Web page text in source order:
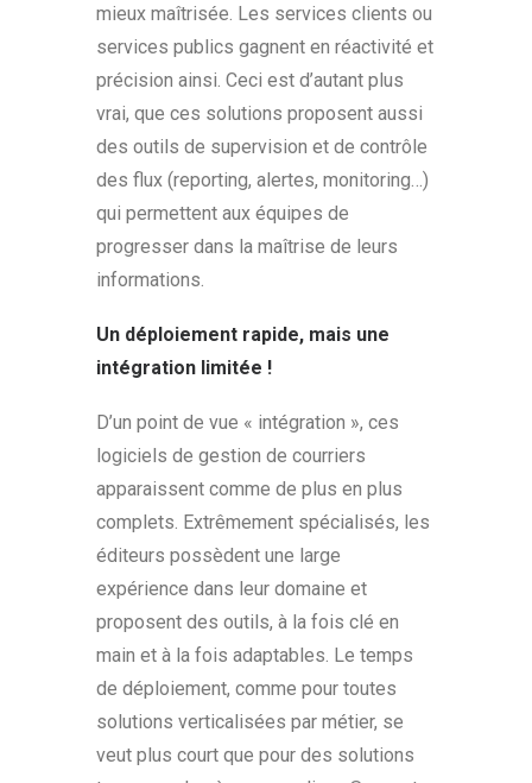
mieux maîtrisée. Les services clients ou
services publics gagnent en réactivité et
précision ainsi. Ceci est d’autant plus
vrai, que ces solutions proposent aussi
des outils de supervision et de contrôle
des flux (reporting, alertes, monitoring…)
qui permettent aux équipes de
progresser dans la maîtrise de leurs
informations.
Un déploiement rapide, mais une
intégration limitée !
D’un point de vue « intégration », ces
logiciels de gestion de courriers
apparaissent comme de plus en plus
complets. Extrêmement spécialisés, les
éditeurs possèdent une large
expérience dans leur domaine et
proposent des outils, à la fois clé en
main et à la fois adaptables. Le temps
de déploiement, comme pour toutes
solutions verticalisées par métier, se
veut plus court que pour des solutions